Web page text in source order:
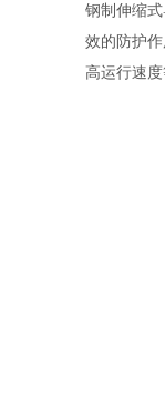
钢制伸缩
效的防护
高运行速